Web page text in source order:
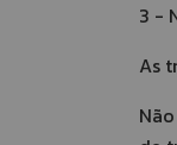
3 -
As